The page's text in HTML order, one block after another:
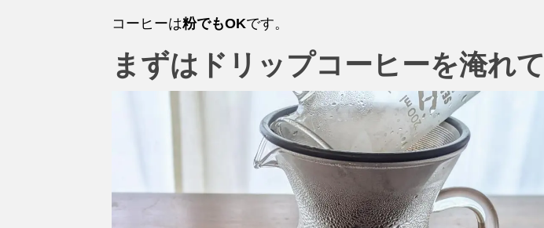
コーヒーは粉でもOKです。
まずはドリップコーヒーを淹れて